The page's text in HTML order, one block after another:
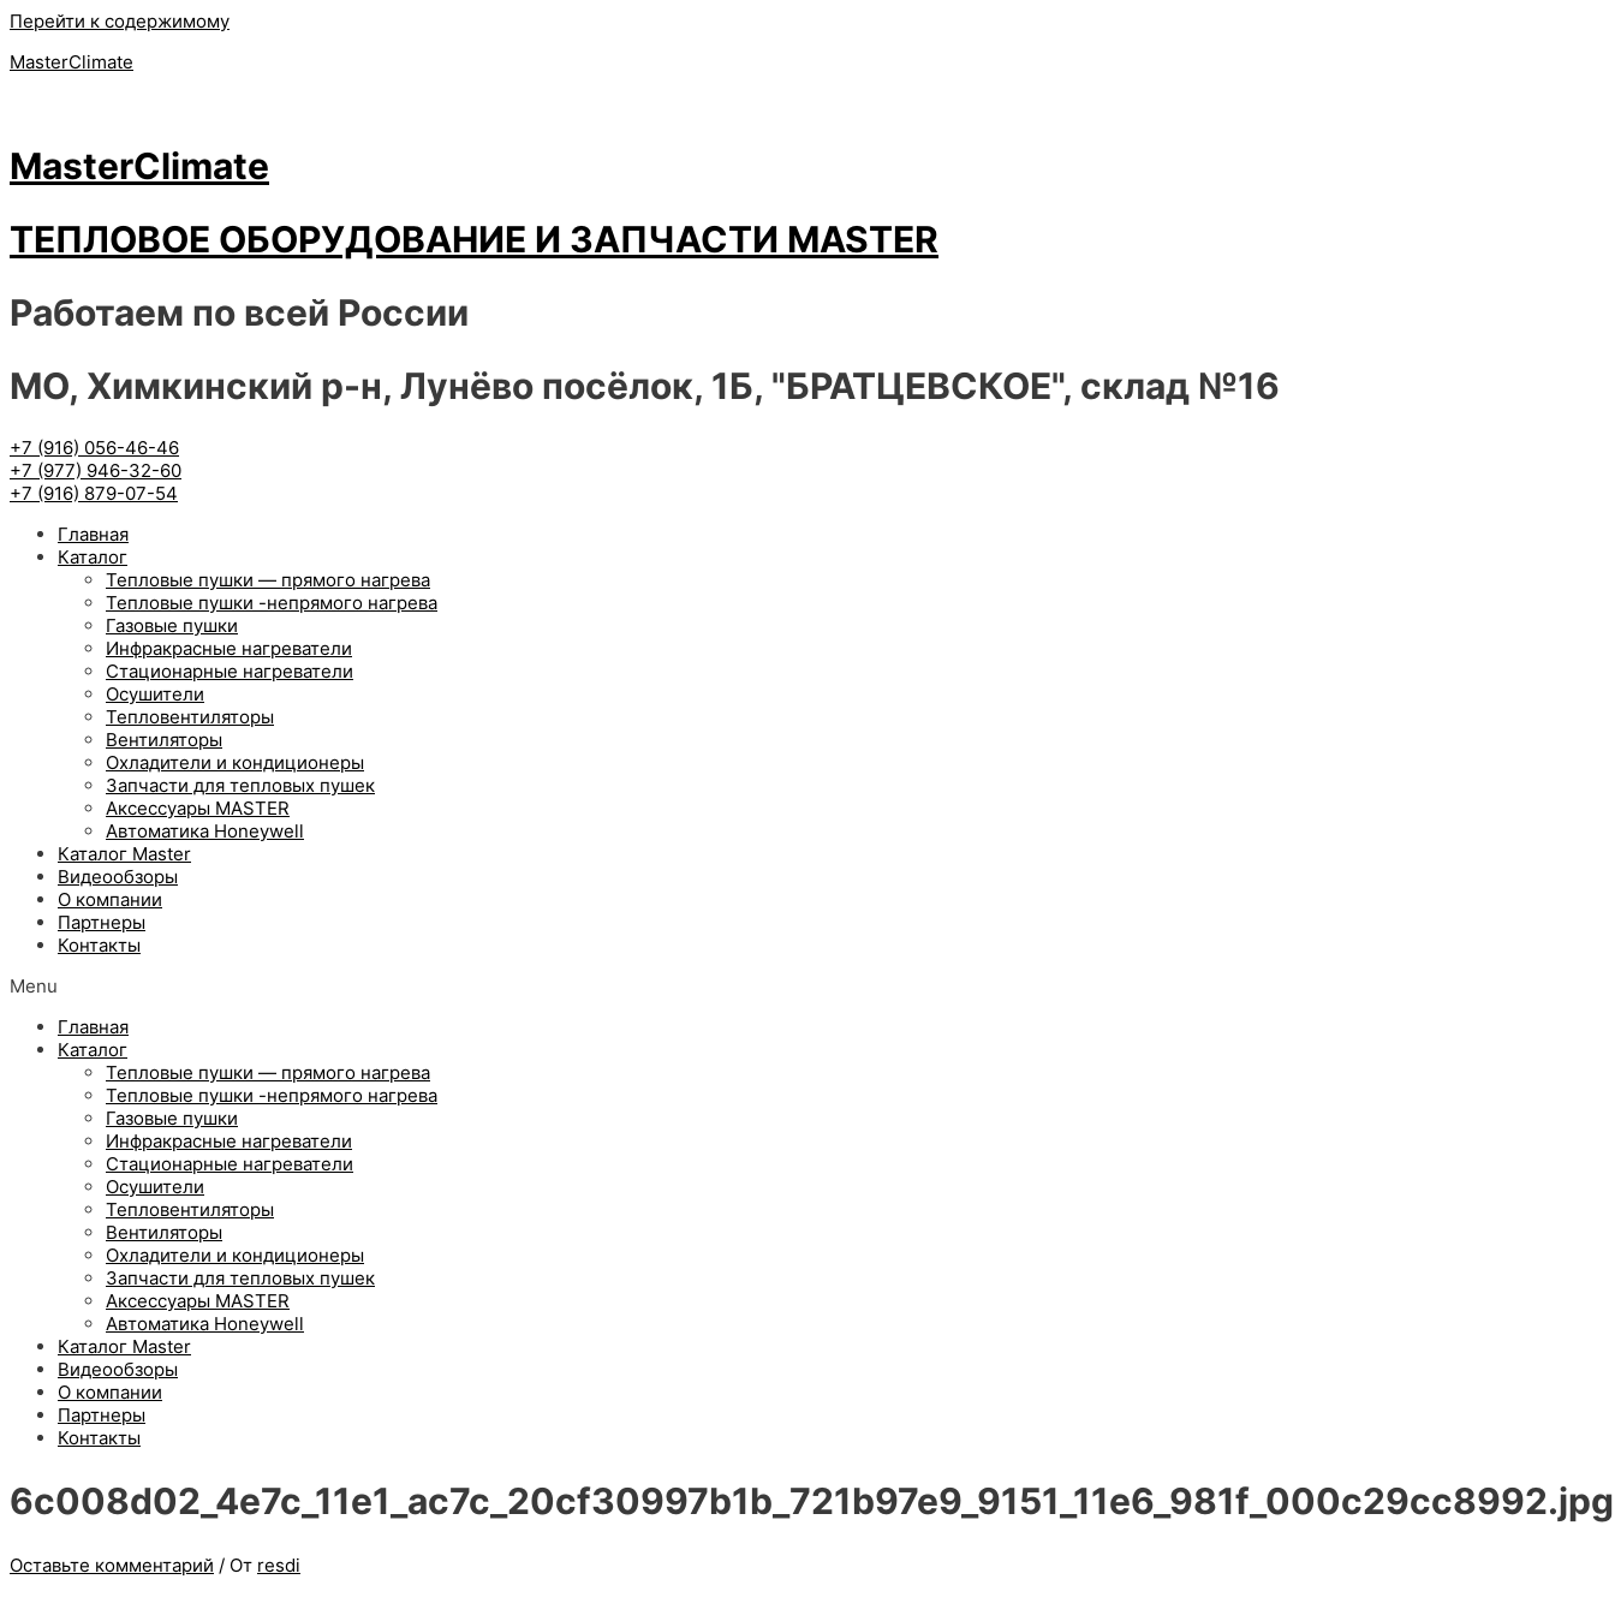
Перейти к содержимому
MasterClimate
MasterClimate
ТЕПЛОВОЕ ОБОРУДОВАНИЕ И ЗАПЧАСТИ MASTER
Работаем по всей России
МО, Химкинский р-н, Лунёво посёлок, 1Б, "БРАТЦЕВСКОЕ", склад №16
+7 (916) 056-46-46
+7 (977) 946-32-60
+7 (916) 879-07-54
Главная
Каталог
Тепловые пушки — прямого нагрева
Тепловые пушки -непрямого нагрева
Газовые пушки
Инфракрасные нагреватели
Стационарные нагреватели
Осушители
Тепловентиляторы
Вентиляторы
Охладители и кондиционеры
Запчасти для тепловых пушек
Аксессуары MASTER
Автоматика Honeywell
Каталог Master
Видеообзоры
О компании
Партнеры
Контакты
Menu
Главная
Каталог
Тепловые пушки — прямого нагрева
Тепловые пушки -непрямого нагрева
Газовые пушки
Инфракрасные нагреватели
Стационарные нагреватели
Осушители
Тепловентиляторы
Вентиляторы
Охладители и кондиционеры
Запчасти для тепловых пушек
Аксессуары MASTER
Автоматика Honeywell
Каталог Master
Видеообзоры
О компании
Партнеры
Контакты
6c008d02_4e7c_11e1_ac7c_20cf30997b1b_721b97e9_9151_11e6_981f_000c29cc8992.jpg
Оставьте комментарий / От resdi